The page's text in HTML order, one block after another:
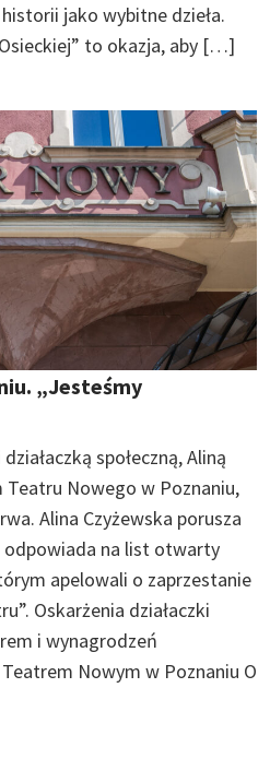
jako wybitne dzieła.
to okazja, aby […]
„Jesteśmy
społeczną, Aliną
Nowego w Poznaniu,
Alina Czyżewska porusza
na list otwarty
apelowali o zaprzestanie
Oskarżenia działaczki
i wynagrodzeń
Nowym w Poznaniu O